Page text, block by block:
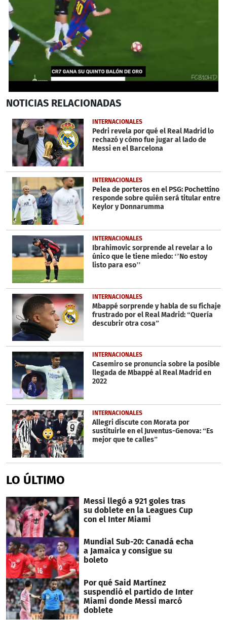
seconds
53
seconds
NOTICIAS RELACIONADAS
INTERNACIONALES
Pedri revela por qué el Real Madrid lo
rechazó y cómo fue jugar al lado de
Messi en el Barcelona
INTERNACIONALES
Pelea de porteros en el PSG: Pochettino
responde sobre quién será titular entre
Keylor y Donnarumma
INTERNACIONALES
Ibrahimovic sorprende al revelar a lo
único que le tiene miedo: ‘’No estoy
listo para eso’’
INTERNACIONALES
Mbappé sorprende y habla de su fichaje
frustrado por el Real Madrid: “Quería
descubrir otra cosa”
INTERNACIONALES
Casemiro se pronuncia sobre la posible
llegada de Mbappé al Real Madrid en
2022
INTERNACIONALES
Allegri discute con Morata por
sustituirle en el Juventus-Genova: “Es
mejor que te calles”
LO ÚLTIMO
Messi llegó a 921 goles tras
su doblete en la Leagues Cup
con el Inter Miami
Mundial Sub-20: Canadá echa
a Jamaica y consigue su
boleto
Por qué Said Martínez
suspendió el partido de Inter
Miami donde Messi marcó
doblete